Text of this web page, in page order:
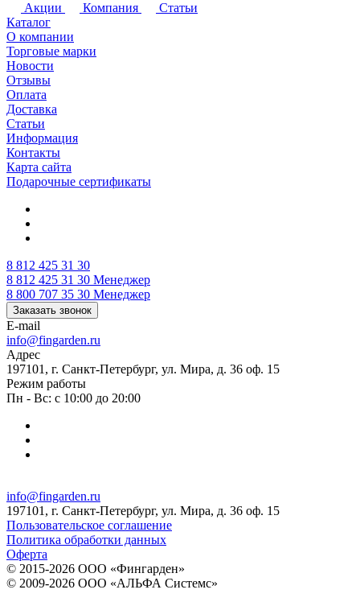
Акции
Компания
Статьи
Каталог
О компании
Торговые марки
Новости
Отзывы
Оплата
Доставка
Статьи
Информация
Контакты
Карта сайта
Подарочные сертификаты
8 812 425 31 30
8 812 425 31 30 Менеджер
8 800 707 35 30 Менеджер
Заказать звонок
E-mail
info@fingarden.ru
Адрес
197101, г. Санкт-Петербург, ул. Мира, д. 36 оф. 15
Режим работы
Пн - Вс: с 10:00 до 20:00
info@fingarden.ru
197101, г. Санкт-Петербург, ул. Мира, д. 36 оф. 15
Пользовательское соглашение
Политика обработки данных
Оферта
© 2015-2026 ООО «Фингарден»
© 2009-2026 ООО «АЛЬФА Системс»